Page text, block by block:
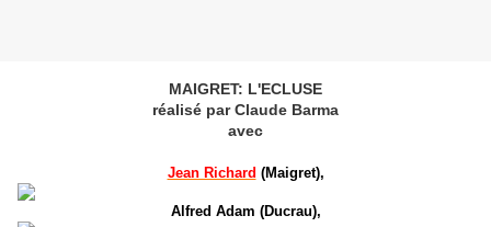
MAIGRET: L'ECLUSE
réalisé par Claude Barma
avec
Jean Richard (Maigret),
Alfred Adam (Ducrau),